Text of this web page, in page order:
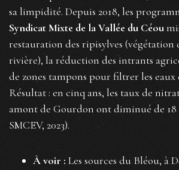
sa limpidité. Depuis 2018, les
Syndicat Mixte de la Vallée du Céou
restauration des ripisylves (végétation
rivière), la réduction des intrants
de zones tampons pour filtrer les eaux
Résultat : en cinq ans, les taux de
amont de Gourdon ont diminué de 18
SMCEV, 2023).
À voir : Les sources du Bléou, à